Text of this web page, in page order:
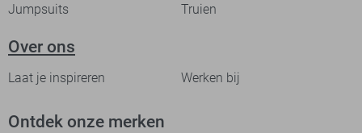
Jumpsuits
Truien
Over ons
Laat je inspireren Werken bij
Ontdek onze merken